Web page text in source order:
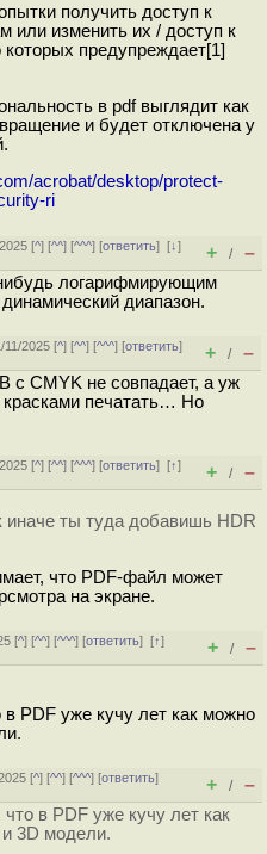
получить доступ к
или изменить их / доступ к
предупреждает[1]
в pdf выглядит как
и будет отключена у
acrobat/desktop/protect-
ri
[^] [^^] [^^^] [ответить][↓]
+ / –
логарифмирующим
диапазон.
11/2025 [^] [^^] [^^^] [ответить]
+ / –
с CMYK не совпадает, а уж
печатать… Но
[^] [^^] [^^^] [ответить][↑]
+ / –
иначе ты туда добавишь HDR
что PDF-файл может
на экране.
[^] [^^] [^^^] [ответить][↑]
+ / –
PDF уже кучу лет как можно
[^] [^^] [^^^] [ответить]
+ / –
в PDF уже кучу лет как
3D модели.